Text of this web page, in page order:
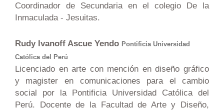
Coordinador de Secundaria en el colegio De la
Inmaculada - Jesuitas.
Rudy Ivanoff Ascue Yendo Pontificia Universidad
Católica del Perú
Licenciado en arte con mención en diseño gráfico
y magister en comunicaciones para el cambio
social por la Pontificia Universidad Católica del
Perú. Docente de la Facultad de Arte y Diseño,